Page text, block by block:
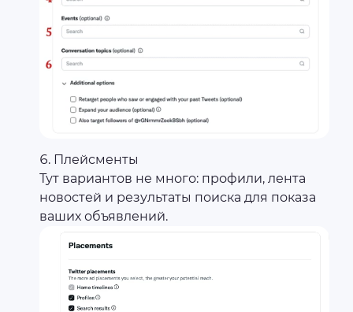
Плейсменты
Тут вариантов не много: профили, лента
новостей и результаты поиска для показа
ваших объявлений.